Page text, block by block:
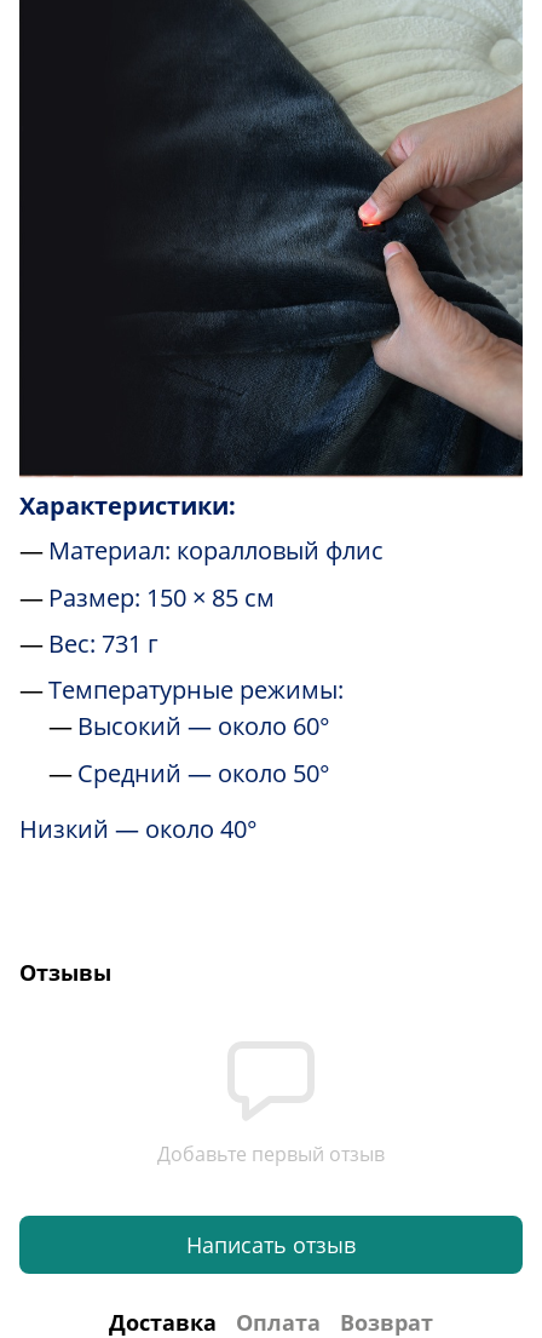
Характеристики:
Материал: коралловый флис
Размер: 150 × 85 см
Вес: 731 г
Температурные режимы:
Высокий — около 60°
Средний — около 50°
Низкий — около 40°
Отзывы
Добавьте первый отзыв
Написать отзыв
Доставка Оплата Возврат